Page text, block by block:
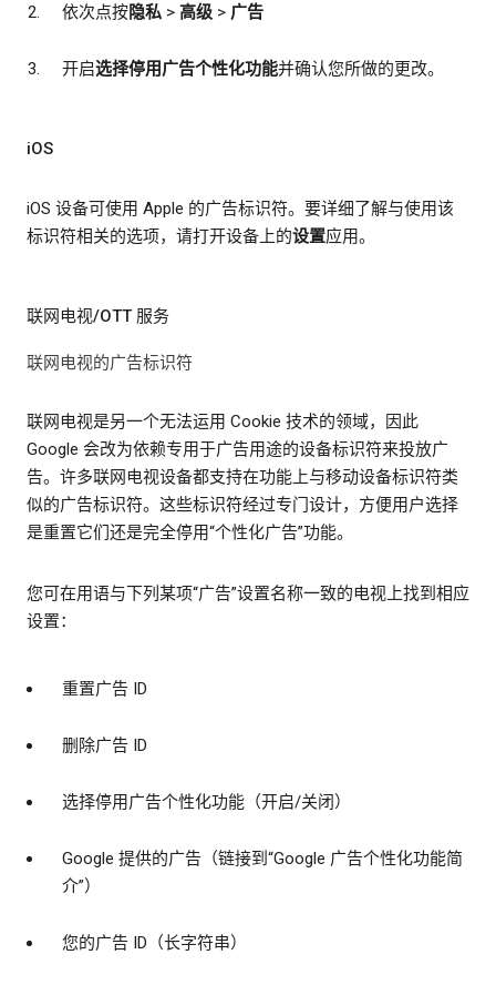
依次点按隐私 > 高级 > 广告
开启选择停用广告个性化功能并确认您所做的更改。
iOS
iOS 设备可使用 Apple 的广告标识符。要详细了解与使用该
标识符相关的选项，请打开设备上的设置应用。
联网电视/OTT 服务
联网电视的广告标识符
联网电视是另一个无法运用 Cookie 技术的领域，因此
Google 会改为依赖专用于广告用途的设备标识符来投放广
告。许多联网电视设备都支持在功能上与移动设备标识符类
似的广告标识符。这些标识符经过专门设计，方便用户选择
是重置它们还是完全停用“个性化广告”功能。
您可在用语与下列某项“广告”设置名称一致的电视上找到相应
设置：
重置广告 ID
删除广告 ID
选择停用广告个性化功能（开启/关闭）
Google 提供的广告（链接到“Google 广告个性化功能简
介”）
您的广告 ID（长字符串）